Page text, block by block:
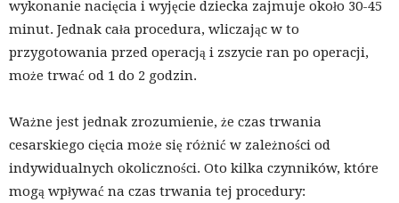
wykonanie nacięcia i wyjęcie dziecka zajmuje około 30-45
minut. Jednak cała procedura, wliczając w to
przygotowania przed operacją i zszycie ran po operacji,
może trwać od 1 do 2 godzin.
Ważne jest jednak zrozumienie, że czas trwania
cesarskiego cięcia może się różnić w zależności od
indywidualnych okoliczności. Oto kilka czynników, które
mogą wpływać na czas trwania tej procedury: